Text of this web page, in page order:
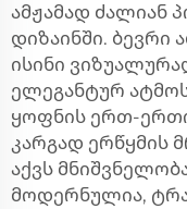
ამჟამად ძალიან
დიზაინში. ბევრი
ისინი
ელეგანტურ
ყოფნის ერთ-ერთი
კარგად ერწყმის
აქვს
მოდერნულია,